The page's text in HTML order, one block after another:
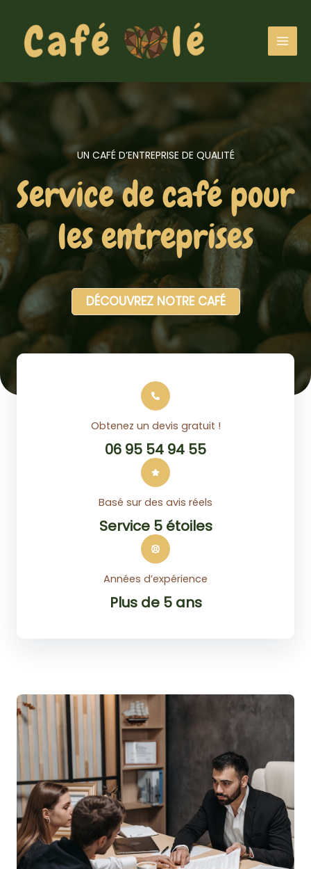
contenu
UN CAFÉ D’ENTREPRISE DE QUALITÉ
Service de café pour
les entreprises
DÉCOUVREZ NOTRE CAFÉ
Obtenez un devis gratuit !
06 95 54 94 55
Basé sur des avis réels
Service 5 étoiles
Années d’expérience
Plus de 5 ans